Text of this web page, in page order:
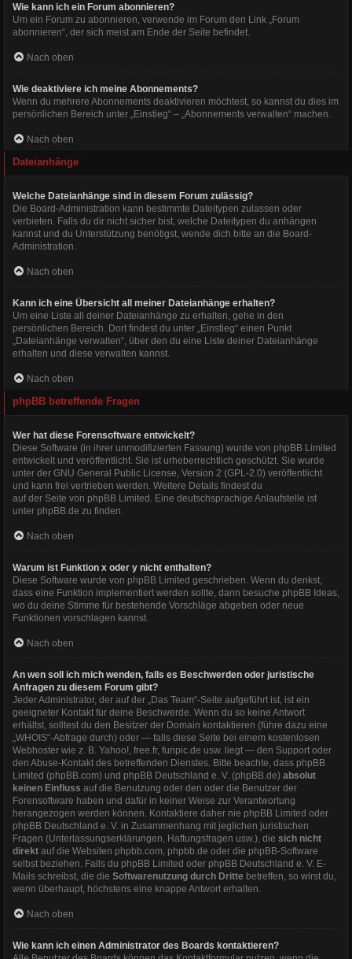
Wie kann ich ein Forum abonnieren?
Um ein Forum zu abonnieren, verwende im Forum den Link „Forum
abonnieren“, der sich meist am Ende der Seite befindet.
Nach oben
Wie deaktiviere ich meine Abonnements?
Wenn du mehrere Abonnements deaktivieren möchtest, so kannst du dies im
persönlichen Bereich unter „Einstieg“ – „Abonnements verwalten“ machen.
Nach oben
Dateianhänge
Welche Dateianhänge sind in diesem Forum zulässig?
Die Board-Administration kann bestimmte Dateitypen zulassen oder
verbieten. Falls du dir nicht sicher bist, welche Dateitypen du anhängen
kannst und du Unterstützung benötigst, wende dich bitte an die Board-
Administration.
Nach oben
Kann ich eine Übersicht all meiner Dateianhänge erhalten?
Um eine Liste all deiner Dateianhänge zu erhalten, gehe in den
persönlichen Bereich. Dort findest du unter „Einstieg“ einen Punkt
„Dateianhänge verwalten“, über den du eine Liste deiner Dateianhänge
erhalten und diese verwalten kannst.
Nach oben
phpBB betreffende Fragen
Wer hat diese Forensoftware entwickelt?
Diese Software (in ihrer unmodifizierten Fassung) wurde von phpBB Limited
entwickelt und veröffentlicht. Sie ist urheberrechtlich geschützt. Sie wurde
unter der GNU General Public License, Version 2 (GPL-2.0) veröffentlicht
und kann frei vertrieben werden. Weitere Details findest du
auf der Seite von phpBB Limited. Eine deutschsprachige Anlaufstelle ist
unter phpBB.de zu finden.
Nach oben
Warum ist Funktion x oder y nicht enthalten?
Diese Software wurde von phpBB Limited geschrieben. Wenn du denkst,
dass eine Funktion implementiert werden sollte, dann besuche phpBB Ideas,
wo du deine Stimme für bestehende Vorschläge abgeben oder neue
Funktionen vorschlagen kannst.
Nach oben
An wen soll ich mich wenden, falls es Beschwerden oder juristische
Anfragen zu diesem Forum gibt?
Jeder Administrator, der auf der „Das Team“-Seite aufgeführt ist, ist ein
geeigneter Kontakt für deine Beschwerde. Wenn du so keine Antwort
erhältst, solltest du den Besitzer der Domain kontaktieren (führe dazu eine
„WHOIS“-Abfrage durch) oder — falls diese Seite bei einem kostenlosen
Webhoster wie z. B. Yahoo!, free.fr, funpic.de usw. liegt — den Support oder
den Abuse-Kontakt des betreffenden Dienstes. Bitte beachte, dass phpBB
Limited (phpBB.com) und phpBB Deutschland e. V. (phpBB.de) absolut
keinen Einfluss auf die Benutzung oder den oder die Benutzer der
Forensoftware haben und dafür in keiner Weise zur Verantwortung
herangezogen werden können. Kontaktiere daher nie phpBB Limited oder
phpBB Deutschland e. V. in Zusammenhang mit jeglichen juristischen
Fragen (Unterlassungserklärungen, Haftungsfragen usw.), die sich nicht
direkt auf die Websiten phpbb.com, phpbb.de oder die phpBB-Software
selbst beziehen. Falls du phpBB Limited oder phpBB Deutschland e. V. E-
Mails schreibst, die die Softwarenutzung durch Dritte betreffen, so wirst du,
wenn überhaupt, höchstens eine knappe Antwort erhalten.
Nach oben
Wie kann ich einen Administrator des Boards kontaktieren?